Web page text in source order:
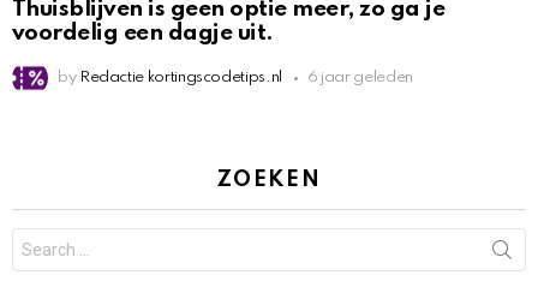
Thuisblijven is geen optie meer, zo ga je
voordelig een dagje uit.
by Redactie kortingscodetips.nl 6 jaar geleden
ZOEKEN
for: